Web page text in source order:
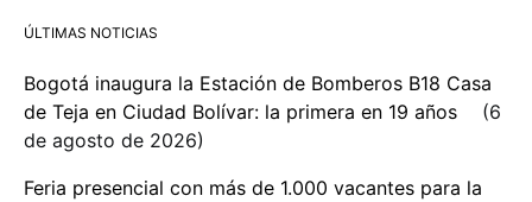
ÚLTIMAS NOTICIAS
Bogotá inaugura la Estación de Bomberos B18 Casa
de Teja en Ciudad Bolívar: la primera en 19 años
6
de agosto de 2026
Feria presencial con más de 1.000 vacantes para la